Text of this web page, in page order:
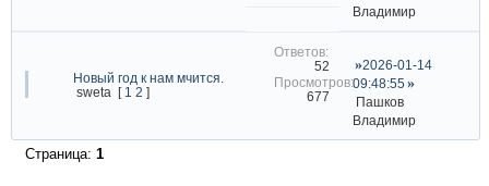
Владимир
Новый год к нам мчится.
sweta
[ 1 2 ]
52
677
2026-01-14
09:48:55
Пашков
Владимир
Страница: 1